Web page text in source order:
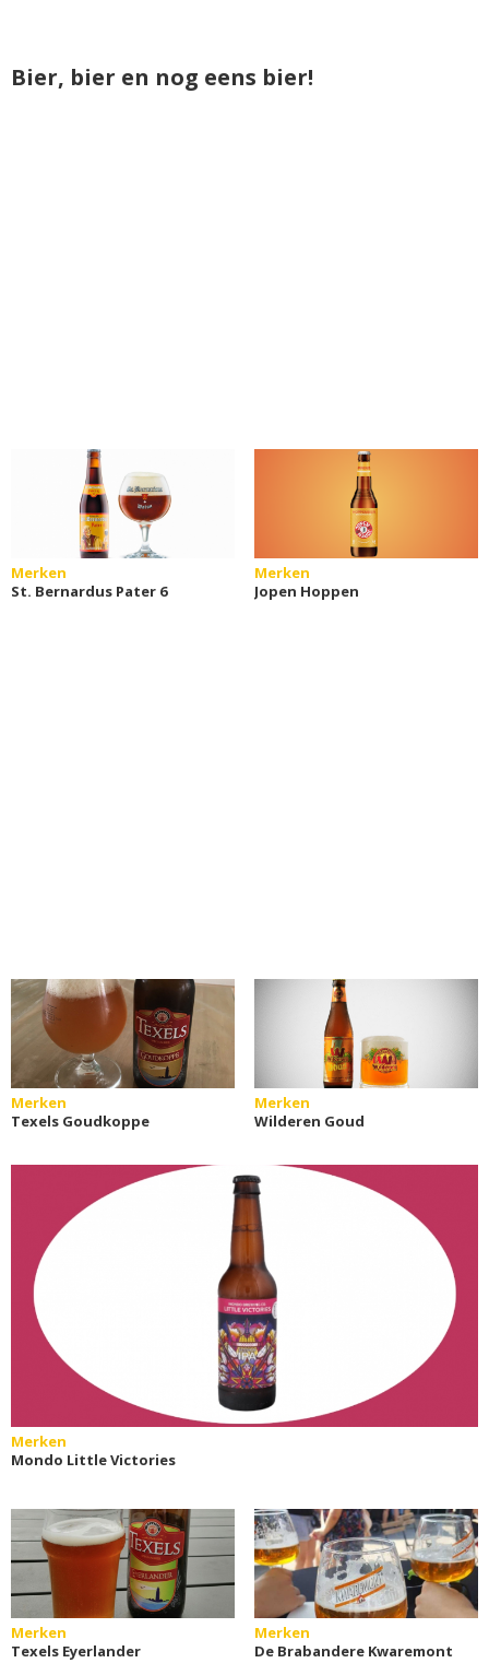
Bier, bier en nog eens bier!
Merken
St. Bernardus Pater 6
Merken
Jopen Hoppen
Merken
Texels Goudkoppe
Merken
Wilderen Goud
Merken
Mondo Little Victories
Merken
Texels Eyerlander
Merken
De Brabandere Kwaremont